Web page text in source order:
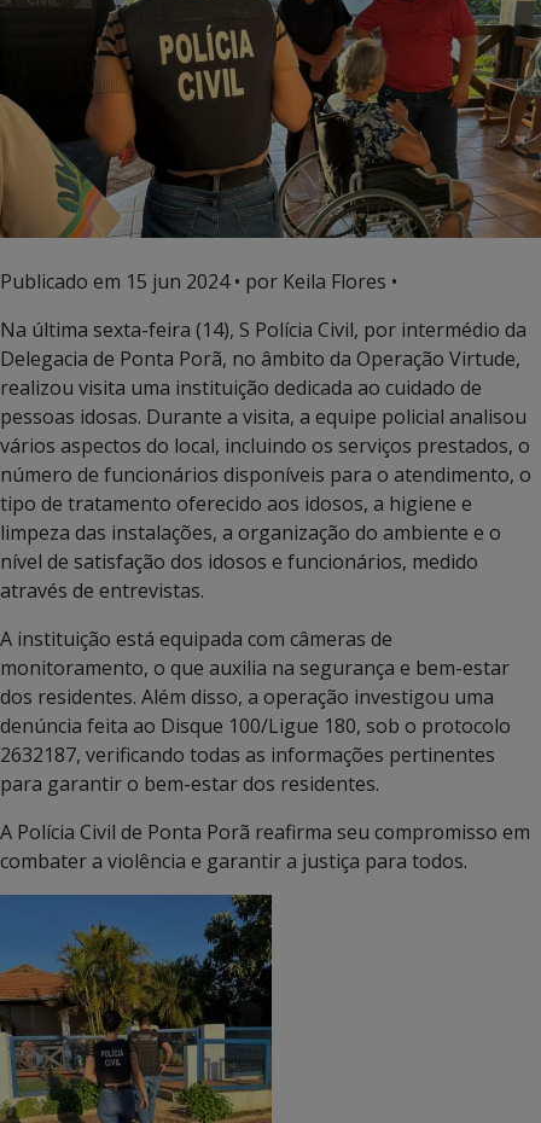
Publicado em 15 jun 2024• por Keila Flores •
Na última sexta-feira (14), S Polícia Civil, por intermédio da
Delegacia de Ponta Porã, no âmbito da Operação Virtude,
realizou visita uma instituição dedicada ao cuidado de
pessoas idosas. Durante a visita, a equipe policial analisou
vários aspectos do local, incluindo os serviços prestados, o
número de funcionários disponíveis para o atendimento, o
tipo de tratamento oferecido aos idosos, a higiene e
limpeza das instalações, a organização do ambiente e o
nível de satisfação dos idosos e funcionários, medido
através de entrevistas.
A instituição está equipada com câmeras de
monitoramento, o que auxilia na segurança e bem-estar
dos residentes. Além disso, a operação investigou uma
denúncia feita ao Disque 100/Ligue 180, sob o protocolo
2632187, verificando todas as informações pertinentes
para garantir o bem-estar dos residentes.
A Polícia Civil de Ponta Porã reafirma seu compromisso em
combater a violência e garantir a justiça para todos.